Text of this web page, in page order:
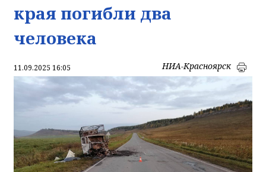
края погибли два
человека
11.09.2025 16:05 НИА-Красноярск